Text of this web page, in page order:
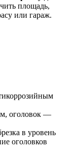
площадь,
или гараж.
оголовок —
в уровень
оголовков